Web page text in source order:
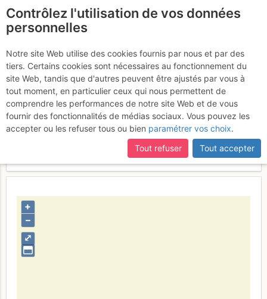
Le retour.
Activités
Contributeur
skiroad
Type d'image (licence)
collaboratif (CC by-sa)
1352118697_575488150.jpg
⤢
+
–
Contrôlez l'utilisation de vos données
personnelles
Notre site Web utilise des cookies fournis par nous et par des
tiers. Certains cookies sont nécessaires au fonctionnement du
site Web, tandis que d'autres peuvent être ajustés par vous à
tout moment, en particulier ceux qui nous permettent de
comprendre les performances de notre site Web et de vous
fournir des fonctionnalités de médias sociaux. Vous pouvez les
accepter ou les refuser tous ou bien paramétrer vos choix.
Tout refuser
Tout accepter